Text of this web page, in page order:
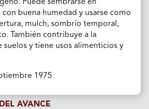
Puede sembrarse en
buena humedad y usarse como
mulch, sombrío temporal,
También contribuye a la
suelos y tiene usos alimenticios y
1975
AVANCE